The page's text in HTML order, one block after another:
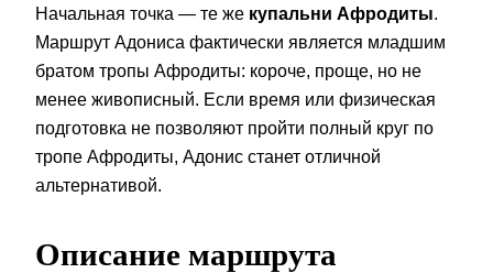
Начальная точка — те же купальни Афродиты.
Маршрут Адониса фактически является младшим
братом тропы Афродиты: короче, проще, но не
менее живописный. Если время или физическая
подготовка не позволяют пройти полный круг по
тропе Афродиты, Адонис станет отличной
альтернативой.
Описание маршрута